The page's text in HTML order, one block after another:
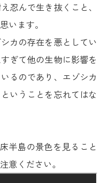
忍んで生き抜くこと、
います。
カの存在を悪としてい
ぎて他の生物に影響を
るのであり、エゾシカ
いうことを忘れてはな
半島の景色を見ること
意ください。